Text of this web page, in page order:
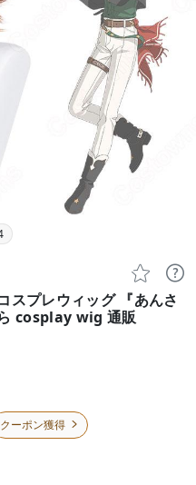
 
スプレウィッグ 『あんさ
cosplay wig 通販
クーポン獲得 